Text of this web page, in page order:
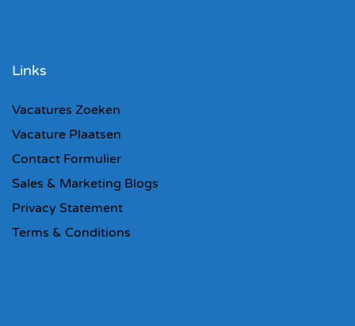
Links
Vacatures Zoeken
Vacature Plaatsen
Contact Formulier
Sales & Marketing Blogs
Privacy Statement
Terms & Conditions